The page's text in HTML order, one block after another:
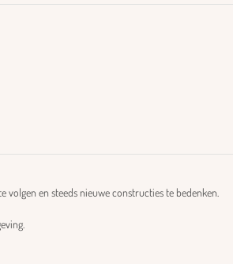
en steeds nieuwe constructies te bedenken.